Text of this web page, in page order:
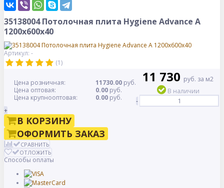
35138004 Потолочная плита Hygiene Advance А
1200х600х40
Артикул: -
(1)
Цена розничная: 11730.00 руб.
Цена оптовая:
0.00 руб.
Цена крупнооптовая:
0.00 руб.
11 730 руб. за м2
В наличии
-
+
В КОРЗИНУ
ОФОРМИТЬ ЗАКАЗ
СРАВНИТЬ
ОТЛОЖИТЬ
Способы оплаты